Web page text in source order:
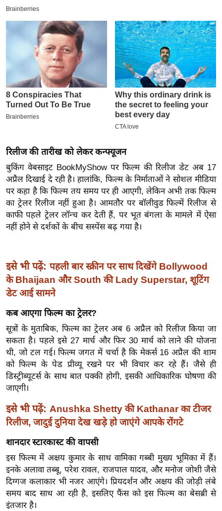
0
2
ई
-
पे
मि
सा
ल
बे
मि
सा
श
ख्सि
य
त
यं
ग
इं
डि
या
सा
हि
त्य
ज
त
ऑ
टो
व
र्ल्ड
रिलीज की तारीख को लेकर कन्फ्यूजन
बुकिंग वेबसाइट BookMyShow पर फिल्म की रिलीज डेट अब 17
अप्रैल दिखाई दे रही है। हालांकि, फिल्म के निर्माताओं ने सोशल मीडिया
पर कहा है कि फिल्म तय समय पर ही आएगी, लेकिन अभी तक फिल्म
का ट्रेलर रिलीज नहीं हुआ है। आमतौर पर बॉलीवुड फिल्में रिलीज से
काफी पहले ट्रेलर लॉन्च कर देती हैं, पर भूत बंगला के मामले में ऐसा
नहीं होने से दर्शकों के बीच सस्पेंस बढ़ गया है।
इसे भी पढ़ें: पहली बार स्क्रीन पर साथ दिखेंगे Bollywood
के Bhaijaan और South की Lady Superstar, शूटिंग
डेट आई सामने
कब आएगा फिल्म का ट्रेलर?
सूत्रों के मुताबिक, फिल्म का ट्रेलर अब 6 अप्रैल को रिलीज किया जा
सकता है। पहले इसे 27 मार्च और फिर 30 मार्च को लाने की योजना
थी, जो टल गई। फिल्म जगत में चर्चा है कि मेकर्स 16 अप्रैल की शाम
को फिल्म के पेड प्रीव्यू रखने पर भी विचार कर रहे हैं। जैसे ही
डिस्ट्रीब्यूटर्स के साथ बात पक्की होगी, इसकी आधिकारिक घोषणा की
जाएगी।
इसे भी पढ़ें: Anushka Shetty की Kathanar का टीजर
रिलीज, जादुई दुनिया देख खड़े हो जाएंगे आपके रोंगटे
शानदार स्टारकास्ट की वापसी
इस फिल्म में अक्षय कुमार के साथ वामिका गब्बी मुख्य भूमिका में हैं।
इनके अलावा तब्बू, परेश रावल, राजपाल यादव, और मनोज जोशी जैसे
दिग्गज कलाकार भी नजर आएंगे। प्रियदर्शन और अक्षय की जोड़ी लंबे
समय बाद साथ आ रही है, इसलिए फैंस को इस फिल्म का बेसब्री से
इंतजार है।